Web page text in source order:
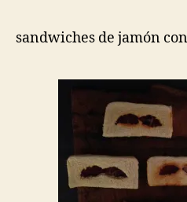
sandwiches de jamón